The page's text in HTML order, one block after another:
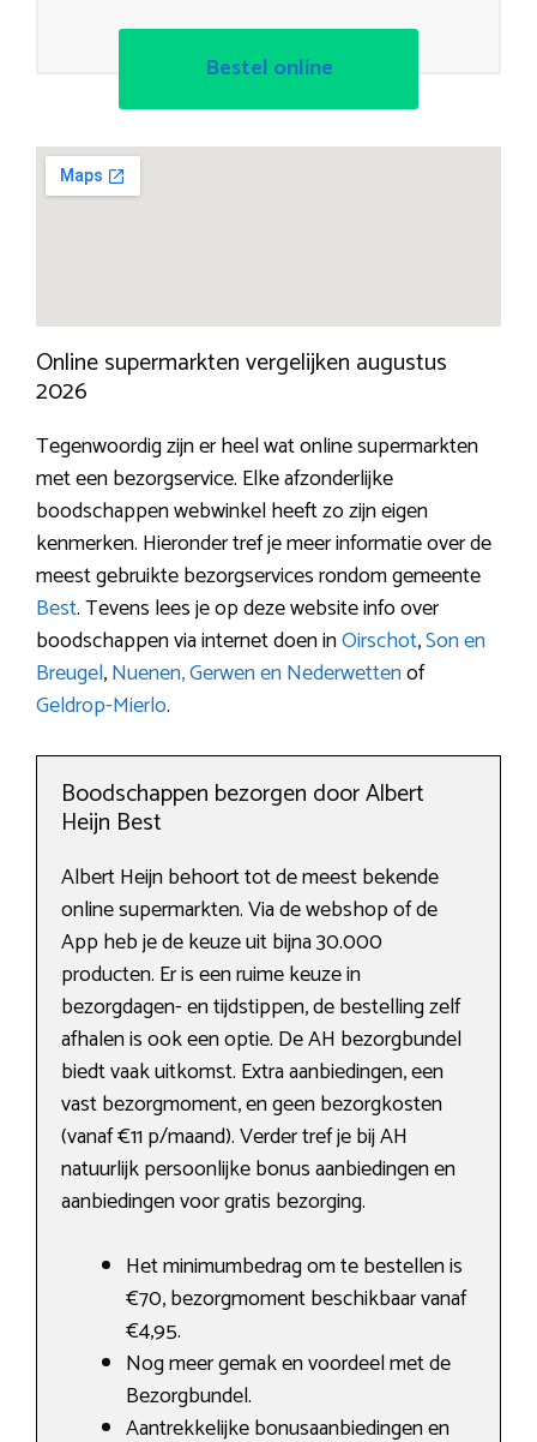
Bestel online
Online supermarkten vergelijken augustus
2026
Tegenwoordig zijn er heel wat online supermarkten
met een bezorgservice. Elke afzonderlijke
boodschappen webwinkel heeft zo zijn eigen
kenmerken. Hieronder tref je meer informatie over de
meest gebruikte bezorgservices rondom gemeente
Best. Tevens lees je op deze website info over
boodschappen via internet doen inOirschot,Son en
Breugel,Nuenen, Gerwen en Nederwettenof
Geldrop-Mierlo.
Boodschappen bezorgen door Albert
Heijn Best
Albert Heijn behoort tot de meest bekende
online supermarkten. Via de webshop of de
App heb je de keuze uit bijna 30.000
producten. Er is een ruime keuze in
bezorgdagen- en tijdstippen, de bestelling zelf
afhalen is ook een optie. De AH bezorgbundel
biedt vaak uitkomst. Extra aanbiedingen, een
vast bezorgmoment, en geen bezorgkosten
(vanaf €11 p/maand). Verder tref je bij AH
natuurlijk persoonlijke bonus aanbiedingen en
aanbiedingen voor gratis bezorging.
Het minimumbedrag om te bestellen is
€70, bezorgmoment beschikbaar vanaf
€4,95.
Nog meer gemak en voordeel met de
Bezorgbundel.
Aantrekkelijke bonusaanbiedingen en